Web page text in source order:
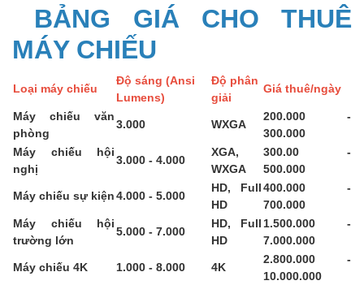
BẢNG GIÁ CHO THUÊ
MÁY CHIẾU
Loại máy chiếu
Độ sáng (Ansi
Lumens)
Độ phân
giải
Giá thuê/ngày
Máy chiếu văn
phòng
3.000 WXGA
200.000 -
300.000
Máy chiếu hội
nghị
3.000 - 4.000
XGA,
WXGA
300.00 -
500.000
Máy chiếu sự kiện4.000 - 5.000
HD, Full
HD
400.000 -
700.000
Máy chiếu hội
trường lớn
5.000 - 7.000
HD, Full
HD
1.500.000 -
7.000.000
Máy chiếu 4K
1.000 - 8.000 4K
2.800.000 -
10.000.000